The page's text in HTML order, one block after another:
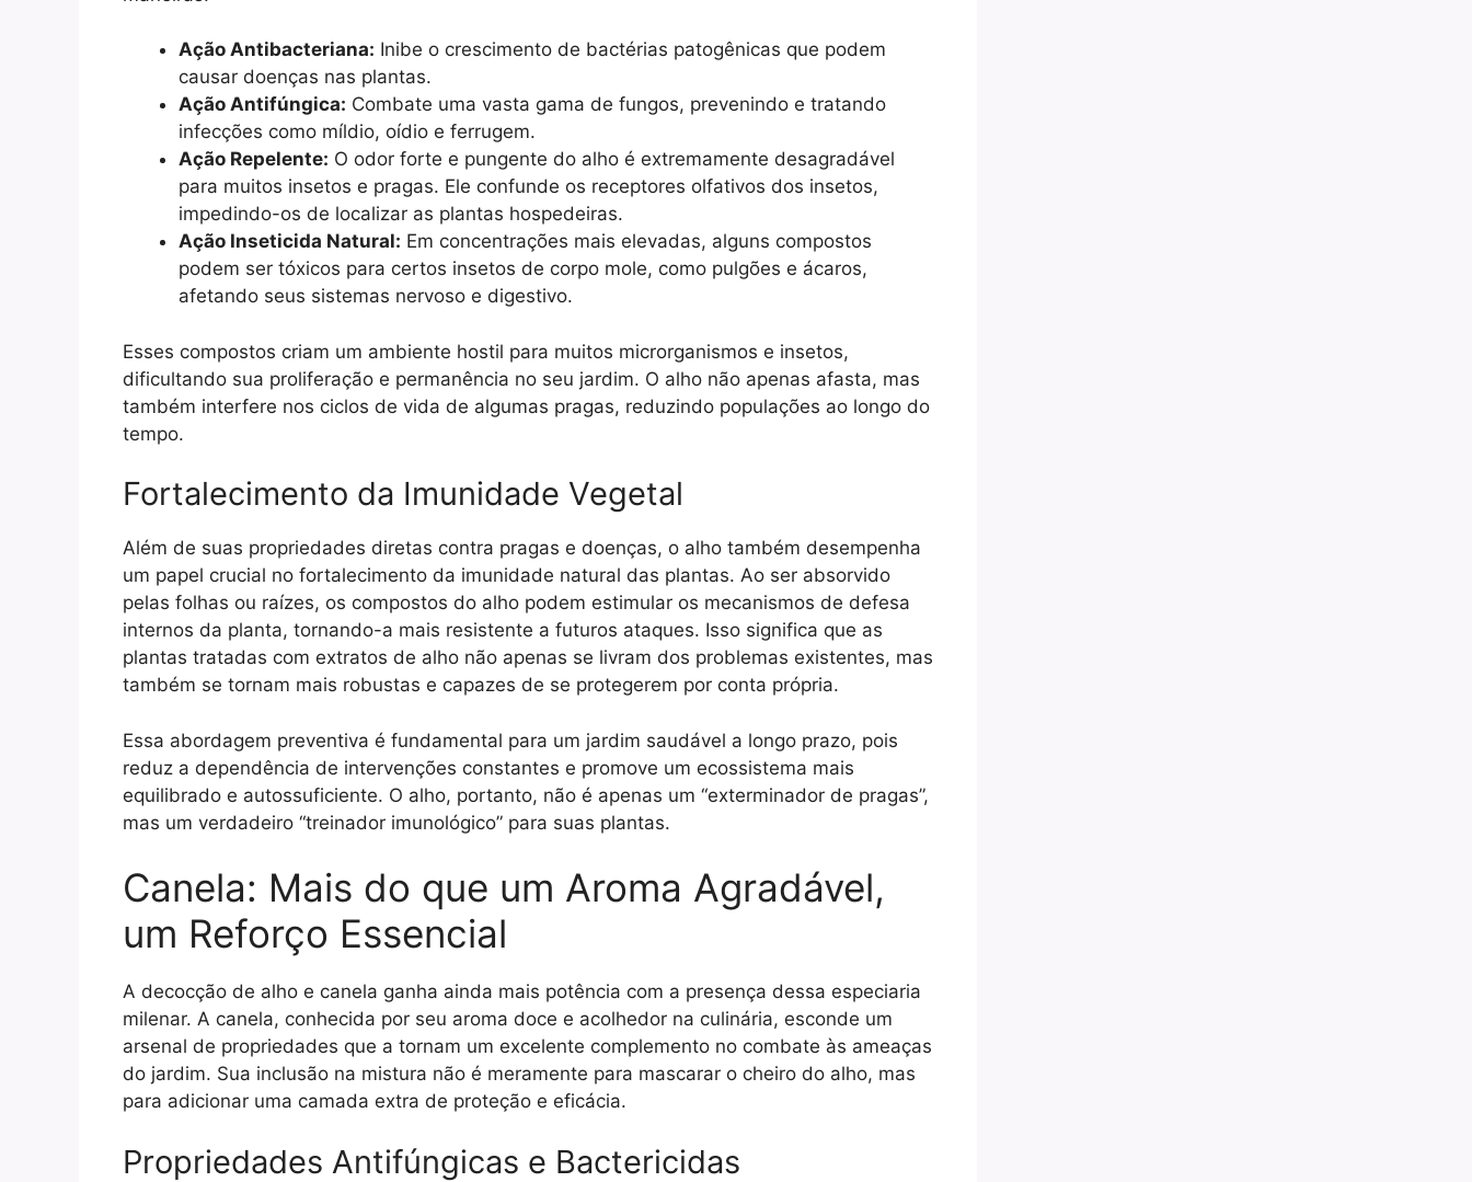
Ação Antibacteriana: Inibe o crescimento de bactérias patogênicas que podem
causar doenças nas plantas.
Ação Antifúngica: Combate uma vasta gama de fungos, prevenindo e tratando
infecções como míldio, oídio e ferrugem.
Ação Repelente: O odor forte e pungente do alho é extremamente desagradável
para muitos insetos e pragas. Ele confunde os receptores olfativos dos insetos,
impedindo-os de localizar as plantas hospedeiras.
Ação Inseticida Natural: Em concentrações mais elevadas, alguns compostos
podem ser tóxicos para certos insetos de corpo mole, como pulgões e ácaros,
afetando seus sistemas nervoso e digestivo.
Esses compostos criam um ambiente hostil para muitos microrganismos e insetos,
dificultando sua proliferação e permanência no seu jardim. O alho não apenas afasta, mas
também interfere nos ciclos de vida de algumas pragas, reduzindo populações ao longo do
tempo.
Fortalecimento da Imunidade Vegetal
Além de suas propriedades diretas contra pragas e doenças, o alho também desempenha
um papel crucial no fortalecimento da imunidade natural das plantas. Ao ser absorvido
pelas folhas ou raízes, os compostos do alho podem estimular os mecanismos de defesa
internos da planta, tornando-a mais resistente a futuros ataques. Isso significa que as
plantas tratadas com extratos de alho não apenas se livram dos problemas existentes, mas
também se tornam mais robustas e capazes de se protegerem por conta própria.
Essa abordagem preventiva é fundamental para um jardim saudável a longo prazo, pois
reduz a dependência de intervenções constantes e promove um ecossistema mais
equilibrado e autossuficiente. O alho, portanto, não é apenas um “exterminador de pragas”,
mas um verdadeiro “treinador imunológico” para suas plantas.
Canela: Mais do que um Aroma Agradável,
um Reforço Essencial
A decocção de alho e canela ganha ainda mais potência com a presença dessa especiaria
milenar. A canela, conhecida por seu aroma doce e acolhedor na culinária, esconde um
arsenal de propriedades que a tornam um excelente complemento no combate às ameaças
do jardim. Sua inclusão na mistura não é meramente para mascarar o cheiro do alho, mas
para adicionar uma camada extra de proteção e eficácia.
Propriedades Antifúngicas e Bactericidas